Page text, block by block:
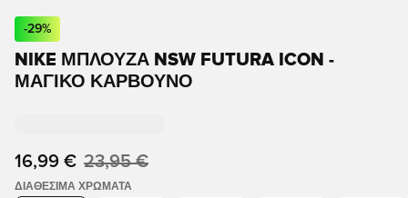
-29%
NIKE ΜΠΛΟΥΖΑ NSW FUTURA ICON -
ΜΑΓΙΚΌ ΚΆΡΒΟΥΝΟ
16,99 € 23,95 €
ΔΙΑΘΈΣΙΜΑ ΧΡΏΜΑΤΑ